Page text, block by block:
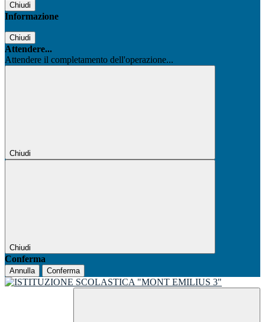
Chiudi
Informazione
Chiudi
Attendere...
Attendere il completamento dell'operazione...
Chiudi
Chiudi
Conferma
Annulla Conferma